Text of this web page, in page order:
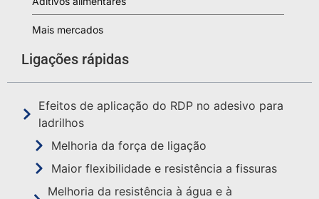
Mais mercados
Ligações rápidas
Efeitos de aplicação do RDP no adesivo para
ladrilhos
Melhoria da força de ligação
Maior flexibilidade e resistência a fissuras
Melhoria da resistência à água e à